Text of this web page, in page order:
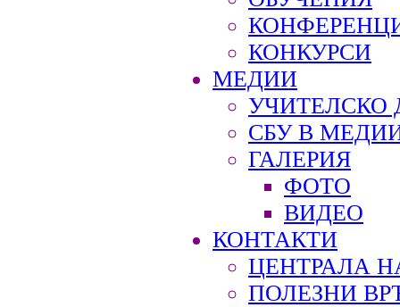
КОНКУРСИ
МЕДИИ
УЧИТЕЛСКО
СБУ В
ГАЛЕРИЯ
ФОТО
ВИДЕО
КОНТАКТИ
ЦЕНТРАЛА
ПОЛЕЗНИ